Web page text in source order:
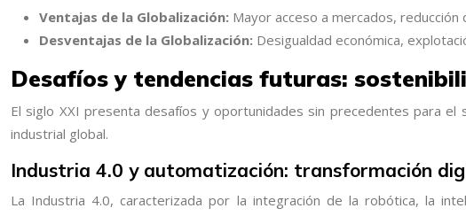
Ventajas de la Globalización: Mayor acceso a mercados, reducción
Desventajas de la Globalización: Desigualdad económica,
Desafíos y tendencias futuras:
El siglo XXI presenta desafíos y oportunidades sin precedentes para
industrial global.
Industria 4.0 y automatización: transformación
La Industria 4.0, caracterizada por la integración de la robótica, la